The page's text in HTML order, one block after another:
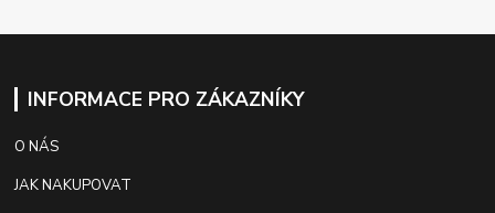
INFORMACE PRO ZÁKAZNÍKY
O NÁS
JAK NAKUPOVAT